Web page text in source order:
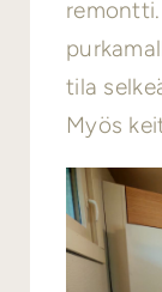
tila
Myös